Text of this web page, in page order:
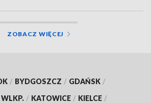
ZOBACZ WIĘCEJ
/ BYDGOSZCZ / GDAŃSK /
/ KATOWICE / KIELCE /